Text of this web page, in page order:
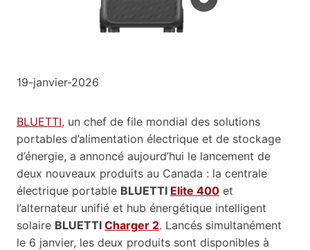
19-janvier-2026
BLUETTI, un chef de file mondial des solutions
portables d’alimentation électrique et de stockage
d’énergie, a annoncé aujourd’hui le lancement de
deux nouveaux produits au Canada : la centrale
électrique portable BLUETTI Elite 400 et
l’alternateur unifié et hub énergétique intelligent
solaire BLUETTI Charger 2. Lancés simultanément
le 6 janvier, les deux produits sont disponibles à